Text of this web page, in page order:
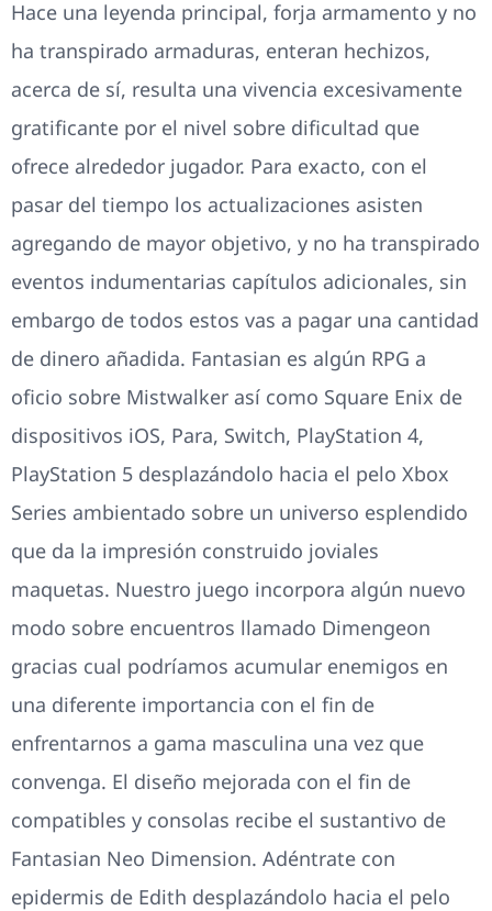
Hace una leyenda principal, forja armamento y no
ha transpirado armaduras, enteran hechizos,
acerca de sí, resulta una vivencia excesivamente
gratificante por el nivel sobre dificultad que
ofrece alrededor jugador. Para exacto, con el
pasar del tiempo los actualizaciones asisten
agregando de mayor objetivo, y no ha transpirado
eventos indumentarias capítulos adicionales, sin
embargo de todos estos vas a pagar una cantidad
de dinero añadida. Fantasian es algún RPG a
oficio sobre Mistwalker así­ como Square Enix de
dispositivos iOS, Para, Switch, PlayStation 4,
PlayStation 5 desplazándolo hacia el pelo Xbox
Series ambientado sobre un universo esplendido
que da la impresión construido joviales
maquetas. Nuestro juego incorpora algún nuevo
modo sobre encuentros llamado Dimengeon
gracias cual podrí­amos acumular enemigos en
una diferente importancia con el fin de
enfrentarnos a gama masculina una vez que
convenga. El diseño mejorada con el fin de
compatibles y consolas recibe el sustantivo de
Fantasian Neo Dimension. Adéntrate con
epidermis de Edith desplazándolo hacia el pelo